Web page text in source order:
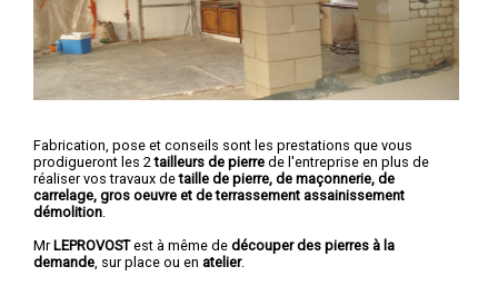
Fabrication, pose et conseils sont les prestations que vous
prodigueront les 2tailleurs de pierre de l'entreprise en plus de
réaliser vos travaux detaille de pierre, de maçonnerie, de
carrelage, gros oeuvre et de terrassement assainissement
démolition.
Mr LEPROVOSTest à même de découper des pierres à la
demande, sur place ou en atelier.